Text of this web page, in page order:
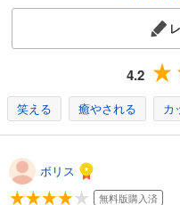
4.2
笑える 癒やされる カ
ボリス
無料版購入済